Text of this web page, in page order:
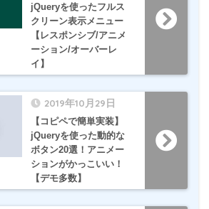
jQueryを使ったフルス
クリーン表示メニュー
【レスポンシブ/アニメ
ーション/オーバーレ
イ】
2019年10月29日
【コピペで簡単実装】
jQueryを使った動的な
ボタン20選！アニメー
ションがかっこいい！
【デモ多数】